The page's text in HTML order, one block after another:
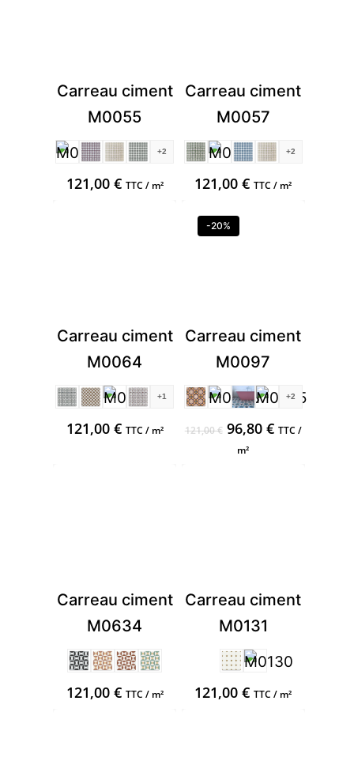
Carreau ciment
M0055
+2
121,00 € TTC / m²
Carreau ciment
M0057
+2
121,00€ TTC / m²
Carreau ciment
M0064
+1
121,00 € TTC / m²
-20%
Carreau ciment
M0097
+2
121,00€ Ursprünglicher
Preis
96,80 €Aktueller
TTC /
m²
Carreau ciment
M0634
121,00 € TTC / m²
Carreau ciment
M0131
121,00€ TTC / m²